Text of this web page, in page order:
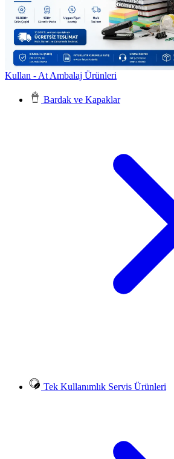
Kullan - At Ambalaj Ürünleri
Bardak ve Kapaklar
Tek Kullanımlık Servis Ürünleri